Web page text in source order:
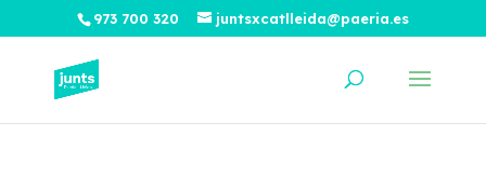
973 700 320 juntsxcatlleida@paeria.es